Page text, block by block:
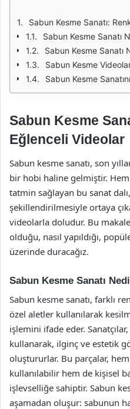
Sabun Kesme Sanatı:
Sabun Kesme Sanatı
Sabun Kesme Sanatı
Sabun Kesme
Sabun Kesme
Sabun Kesme
Eğlenceli Videolar
Sabun kesme sanatı, son
bir hobi haline gelmiştir.
tatmin sağlayan bu sanat
şekillendirilmesiyle ortaya
videolarla doludur. Bu
olduğu, nasıl yapıldığı,
üzerinde duracağız.
Sabun Kesme Sanatı
Sabun kesme sanatı, farklı
özel aletler kullanılarak
işlemini ifade eder.
kullanarak, ilginç ve estetik
oluştururlar. Bu parçalar,
kullanılabilir hem de kişisel
işlevselliğe sahiptir. Sabun
aşamadan oluşur: sabunun